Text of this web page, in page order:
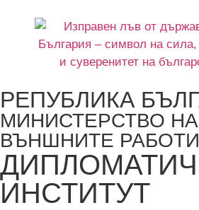
РЕПУБЛИКА
МИНИСТЕРСТВО НА
ВЪНШНИТЕ РАБОТИ
ИНСТИТУТ